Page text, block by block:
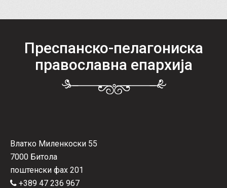
Преспанско-пелагониска
православна епархија
Влатко Миленкоски 55
7000 Битола
поштенски фах 201
+389 47 236 967